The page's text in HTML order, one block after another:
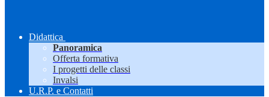
Didattica
Panoramica
Offerta formativa
I progetti delle classi
Invalsi
U.R.P. e Contatti